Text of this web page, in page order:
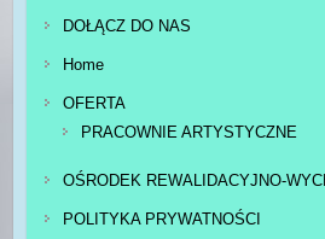
DOŁĄCZ DO NAS
Home
OFERTA
PRACOWNIE ARTYSTYCZNE
OŚRODEK REWALIDACYJNO-
POLITYKA PRYWATNOŚCI